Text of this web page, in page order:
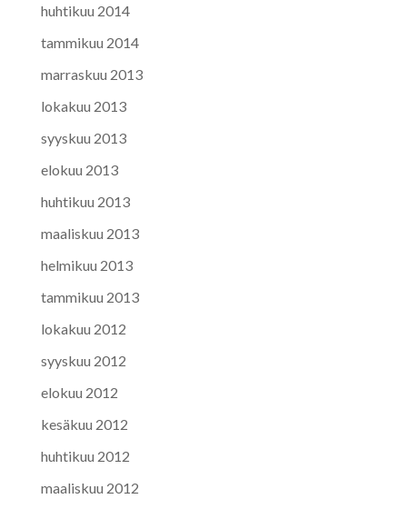
huhtikuu 2014
tammikuu 2014
marraskuu 2013
lokakuu 2013
syyskuu 2013
elokuu 2013
huhtikuu 2013
maaliskuu 2013
helmikuu 2013
tammikuu 2013
lokakuu 2012
syyskuu 2012
elokuu 2012
kesäkuu 2012
huhtikuu 2012
maaliskuu 2012